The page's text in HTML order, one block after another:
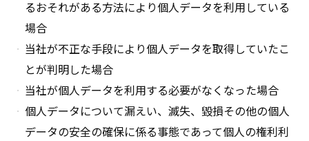
るおそれがある方法により個人データを利用している
場合
当社が不正な手段により個人データを取得していたこ
とが判明した場合
当社が個人データを利用する必要がなくなった場合
個人データについて漏えい、滅失、毀損その他の個人
データの安全の確保に係る事態であって個人の権利利